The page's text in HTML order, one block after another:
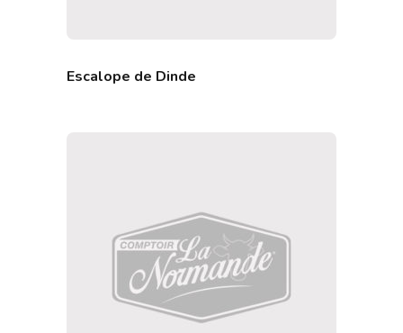
Escalope de Dinde